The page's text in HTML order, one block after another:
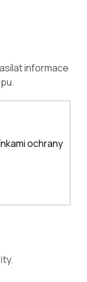
informace
ochrany